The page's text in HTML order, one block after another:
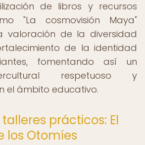
de libros y recursos
"La cosmovisión Maya"
valoración de la diversidad
de la identidad
fomentando así un
respetuoso y
el ámbito educativo.
prácticos: El
los Otomíes